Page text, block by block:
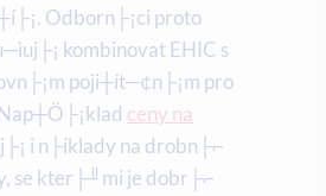
Odborn├¡ci proto
kombinovat EHIC s
poji┼ít─¢n├¡m pro
ceny na
i n├íklady na drobn├⌐
se kter├╜mi je dobr├⌐